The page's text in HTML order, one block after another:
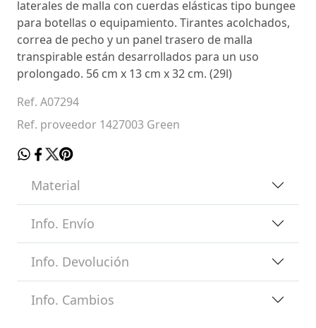
laterales de malla con cuerdas elásticas tipo bungee
para botellas o equipamiento. Tirantes acolchados,
correa de pecho y un panel trasero de malla
transpirable están desarrollados para un uso
prolongado. 56 cm x 13 cm x 32 cm. (29l)
Ref. A07294
Ref. proveedor 1427003 Green
Material
Info. Envío
Info. Devolución
Info. Cambios